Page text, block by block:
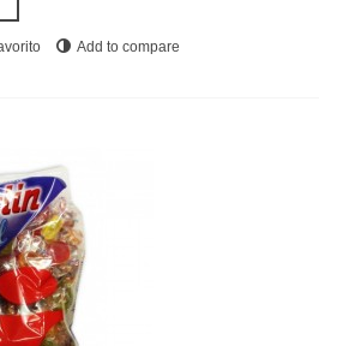
Add to compare